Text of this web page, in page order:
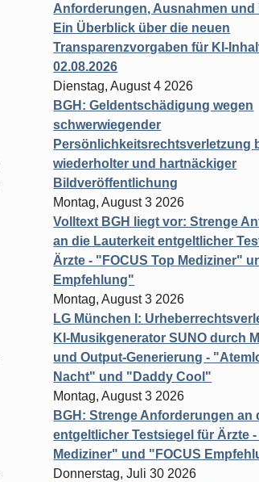
Anforderungen, Ausnahmen und
Ein Überblick über die neuen
Transparenzvorgaben für KI-
02.08.2026
Dienstag, August 4 2026
BGH: Geldentschädigung wegen
schwerwiegender
Persönlichkeitsrechtsverletzung
wiederholter und hartnäckiger
Bildveröffentlichung
Montag, August 3 2026
Volltext BGH liegt vor: Strenge
an die Lauterkeit entgeltlicher
Ärzte - "FOCUS Top Mediziner"
Empfehlung"
Montag, August 3 2026
LG München I:
KI-Musikgenerator SUNO durch
und Output-Generierung -
Nacht" und "Daddy Cool"
Montag, August 3 2026
BGH: Strenge Anforderungen an
entgeltlicher Testsiegel für Ärzte -
Mediziner" und "FOCUS
Donnerstag, Juli 30 2026